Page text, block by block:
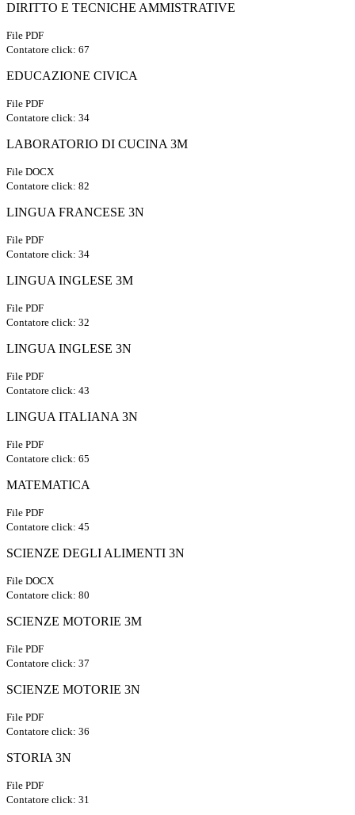
DIRITTO E TECNICHE AMMISTRATIVE
File PDF
Contatore click: 67
EDUCAZIONE CIVICA
File PDF
Contatore click: 34
LABORATORIO DI CUCINA 3M
File DOCX
Contatore click: 82
LINGUA FRANCESE 3N
File PDF
Contatore click: 34
LINGUA INGLESE 3M
File PDF
Contatore click: 32
LINGUA INGLESE 3N
File PDF
Contatore click: 43
LINGUA ITALIANA 3N
File PDF
Contatore click: 65
MATEMATICA
File PDF
Contatore click: 45
SCIENZE DEGLI ALIMENTI 3N
File DOCX
Contatore click: 80
SCIENZE MOTORIE 3M
File PDF
Contatore click: 37
SCIENZE MOTORIE 3N
File PDF
Contatore click: 36
STORIA 3N
File PDF
Contatore click: 31